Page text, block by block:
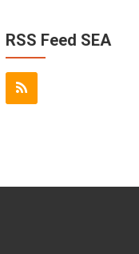
RSS Feed SEA